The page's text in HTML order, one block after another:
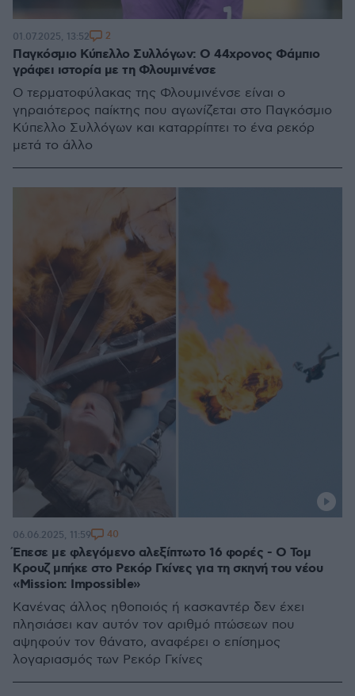
Παγκόσμιο Κύπελλο Συλλόγων: Ο 44χρονος Φάμπιο
γράφει ιστορία με τη Φλουμινένσε
Ο τερματοφύλακας της Φλουμινένσε είναι ο
γηραιότερος παίκτης που αγωνίζεται στο Παγκόσμιο
Κύπελλο Συλλόγων και καταρρίπτει το ένα ρεκόρ
μετά το άλλο
01.07.2025, 13:52 2
Έπεσε με φλεγόμενο αλεξίπτωτο 16 φορές - Ο Τομ
Κρουζ μπήκε στο Ρεκόρ Γκίνες για τη σκηνή του νέου
«Mission: Impossible»
Κανένας άλλος ηθοποιός ή κασκαντέρ δεν έχει
πλησιάσει καν αυτόν τον αριθμό πτώσεων που
αψηφούν τον θάνατο, αναφέρει ο επίσημος
λογαριασμός των Ρεκόρ Γκίνες
06.06.2025, 11:59 40